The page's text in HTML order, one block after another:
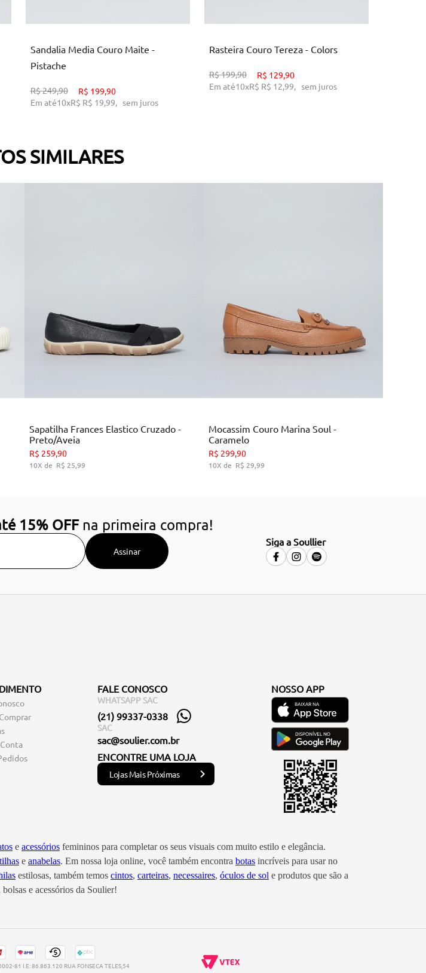
Sandalia Media Couro Maite -
Pistache
R$249,90 R$ 199,90
Em até10xR$ R$ 19,99, sem juros
Rasteira Couro Tereza - Colors
R$199,90 R$ 129,90
Em até10xR$ R$ 12,99, sem juros
SIMILARES
ADICIONAR AO CARRINHO
Sapatilha Frances Elastico Cruzado -
Preto/Aveia
R$ 259,90
10 R$ 25,99
ADICIONAR AO CARRINHO
Mocassim Couro Marina Soul -
Caramelo
R$ 299,90
10 R$ 29,99
15% OFFna primeira compra!
Assinar
Siga a Soullier
FALE CONOSCO
WHATSAPP SAC
(21) 99337-0338
SAC
sac@soulier.com.br
ENCONTRE UMA LOJA
Lojas Mais Próximas
NOSSO APP
e acessórios femininos para completar os seus visuais com muito estilo e elegância.
e anabelas. Em nossa loja online, você também encontra botas incríveis para usar no
estilosas, também temos cintos, carteiras, necessaires, óculos de sol e produtos que são a
e acessórios da Soulier!
81 I.E: 86.863.120 RUA FONSECA TELES,54